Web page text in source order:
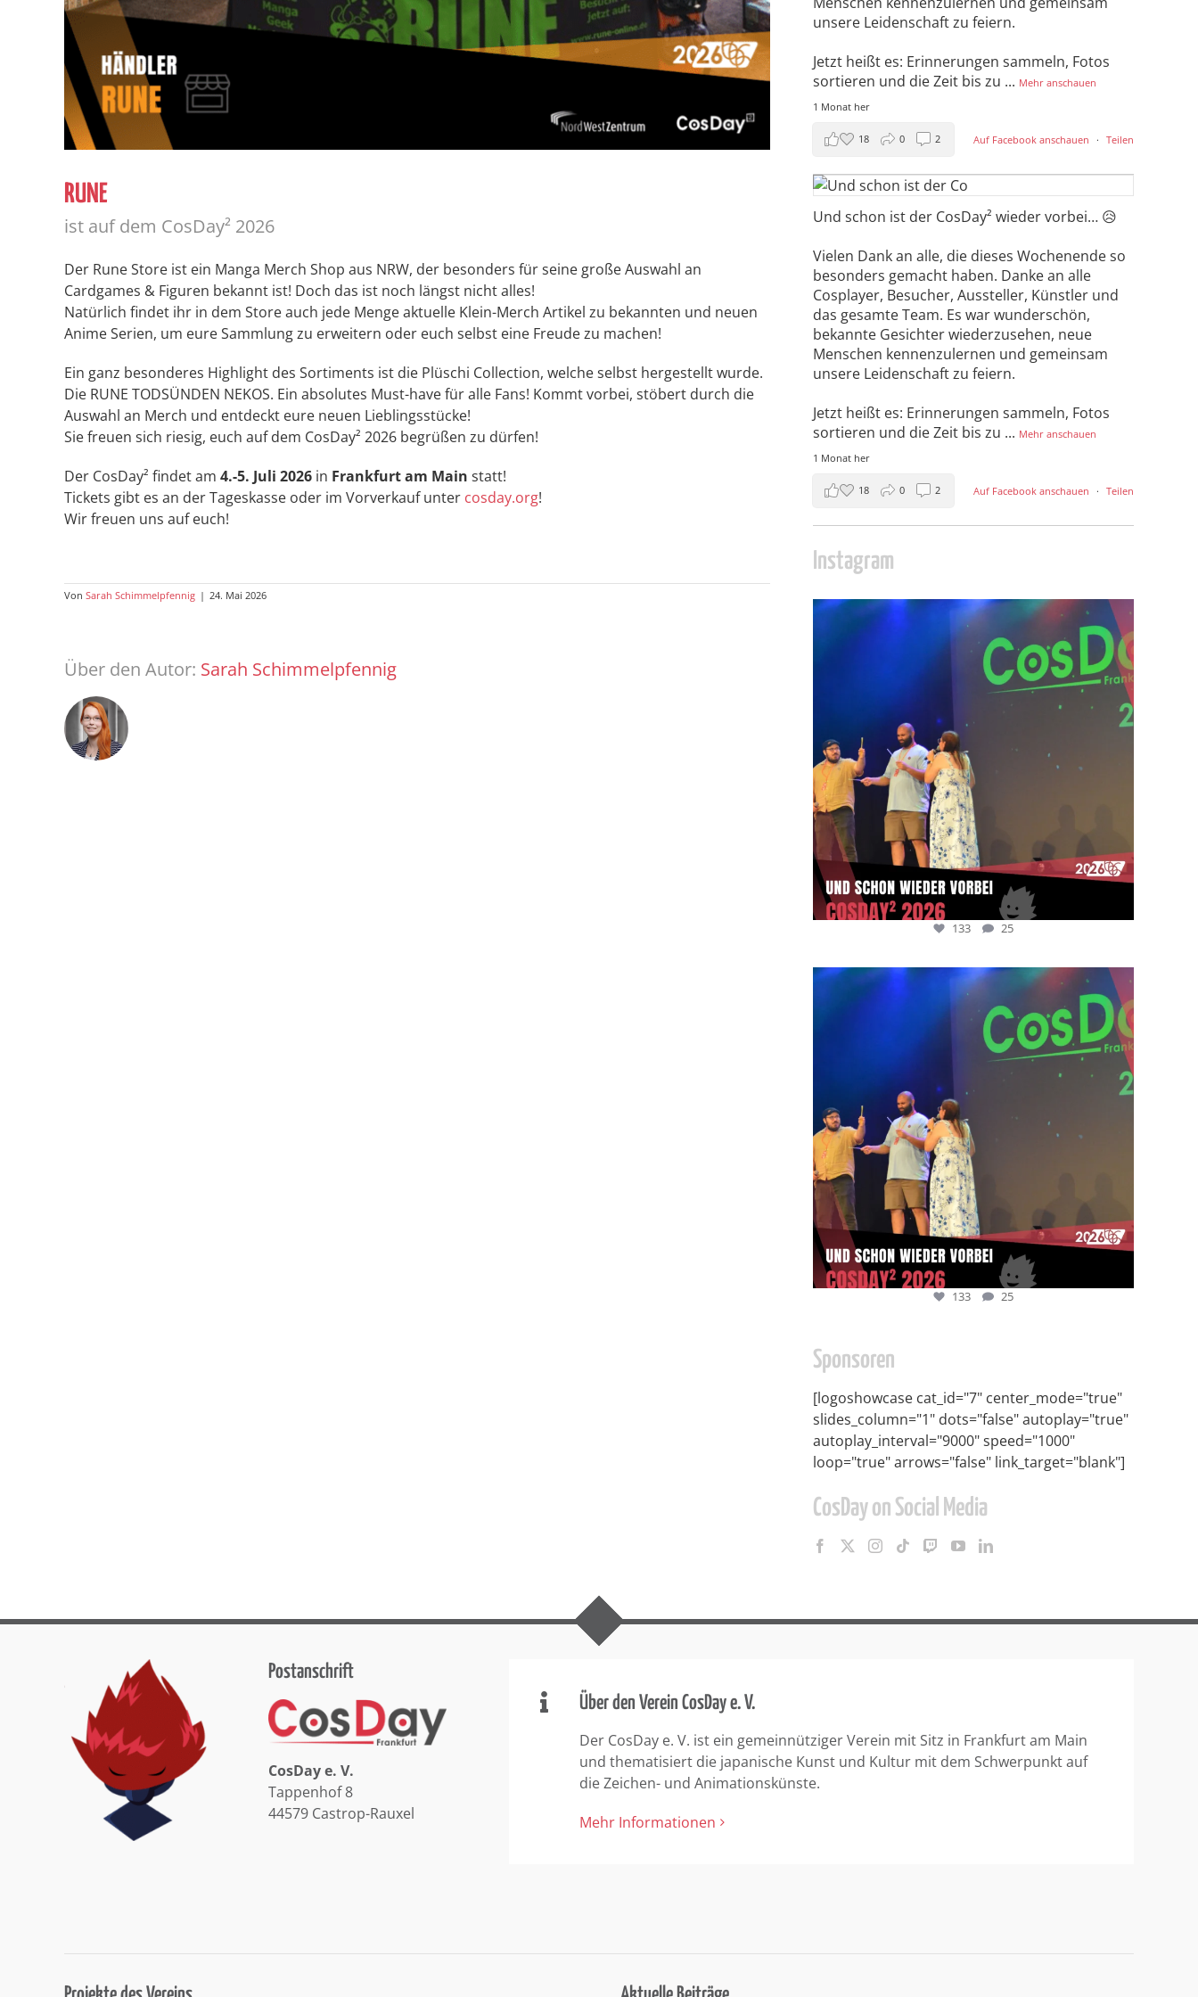
RUNE
ist auf dem CosDay² 2026
Der Rune Store ist ein Manga Merch Shop aus NRW, der besonders für seine große Auswahl an
Cardgames & Figuren bekannt ist! Doch das ist noch längst nicht alles!
Natürlich findet ihr in dem Store auch jede Menge aktuelle Klein-Merch Artikel zu bekannten und neuen
Anime Serien, um eure Sammlung zu erweitern oder euch selbst eine Freude zu machen!
Ein ganz besonderes Highlight des Sortiments ist die Plüschi Collection, welche selbst hergestellt wurde.
Die RUNE TODSÜNDEN NEKOS. Ein absolutes Must-have für alle Fans! Kommt vorbei, stöbert durch die
Auswahl an Merch und entdeckt eure neuen Lieblingsstücke!
Sie freuen sich riesig, euch auf dem CosDay² 2026 begrüßen zu dürfen!
Der CosDay² findet am 4.-5. Juli 2026in Frankfurt am Main statt!
Tickets gibt es an der Tageskasse oder im Vorverkauf unter cosday.org!
Wir freuen uns auf euch!
Von Sarah Schimmelpfennig | 24. Mai 2026
Über den Autor: Sarah Schimmelpfennig
unsere Leidenschaft zu feiern.
Jetzt heißt es: Erinnerungen sammeln, Fotos
sortieren und die Zeit bis zu ... Mehr anschauen
1 Monat her
Auf Facebook anschauen · Teilen
18 0 2
Und schon ist der CosDay² wieder vorbei… 😥
Vielen Dank an alle, die dieses Wochenende so
besonders gemacht haben. Danke an alle
Cosplayer, Besucher, Aussteller, Künstler und
das gesamte Team. Es war wunderschön,
bekannte Gesichter wiederzusehen, neue
Menschen kennenzulernen und gemeinsam
unsere Leidenschaft zu feiern.
Jetzt heißt es: Erinnerungen sammeln, Fotos
sortieren und die Zeit bis zu ... Mehr anschauen
1 Monat her
Auf Facebook anschauen · Teilen
18 0 2
Instagram
cosday
Juli 5
133 25
133 25
cosday
Juli 5
133 25
133 25
Sponsoren
[logoshowcase cat_id="7" center_mode="true"
slides_column="1" dots="false" autoplay="true"
autoplay_interval="9000" speed="1000"
loop="true" arrows="false" link_target="blank"]
CosDay on Social Media
Postanschrift
CosDay e. V.
Tappenhof 8
44579 Castrop-Rauxel
Über den Verein CosDay e. V.
Der CosDay e. V. ist ein gemeinnütziger Verein mit Sitz in Frankfurt am Main
und thematisiert die japanische Kunst und Kultur mit dem Schwerpunkt auf
die Zeichen- und Animationskünste.
Mehr Informationen